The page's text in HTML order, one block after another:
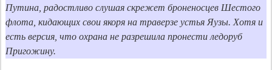
Путина, радостливо слушая скрежет броненосцев Шестого
флота, кидающих свои якоря на траверзе устья Яузы. Хотя и
есть версия, что охрана не разрешила пронести ледоруб